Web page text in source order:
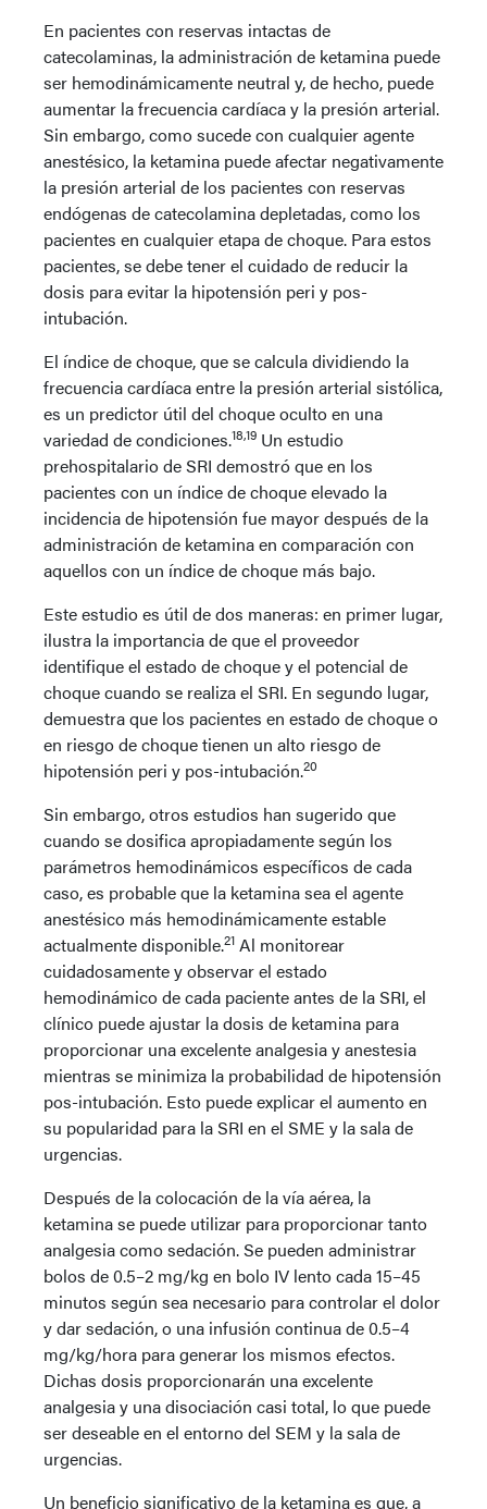
En pacientes con reservas intactas de
catecolaminas, la administración de ketamina puede
ser hemodinámicamente neutral y, de hecho, puede
aumentar la frecuencia cardíaca y la presión arterial.
Sin embargo, como sucede con cualquier agente
anestésico, la ketamina puede afectar negativamente
la presión arterial de los pacientes con reservas
endógenas de catecolamina depletadas, como los
pacientes en cualquier etapa de choque. Para estos
pacientes, se debe tener el cuidado de reducir la
dosis para evitar la hipotensión peri y pos-
intubación.
El índice de choque, que se calcula dividiendo la
frecuencia cardíaca entre la presión arterial sistólica,
es un predictor útil del choque oculto en una
variedad de condiciones.18,19 Un estudio
prehospitalario de SRI demostró que en los
pacientes con un índice de choque elevado la
incidencia de hipotensión fue mayor después de la
administración de ketamina en comparación con
aquellos con un índice de choque más bajo.
Este estudio es útil de dos maneras: en primer lugar,
ilustra la importancia de que el proveedor
identifique el estado de choque y el potencial de
choque cuando se realiza el SRI. En segundo lugar,
demuestra que los pacientes en estado de choque o
en riesgo de choque tienen un alto riesgo de
hipotensión peri y pos-intubación.20
Sin embargo, otros estudios han sugerido que
cuando se dosifica apropiadamente según los
parámetros hemodinámicos específicos de cada
caso, es probable que la ketamina sea el agente
anestésico más hemodinámicamente estable
actualmente disponible.21 Al monitorear
cuidadosamente y observar el estado
hemodinámico de cada paciente antes de la SRI, el
clínico puede ajustar la dosis de ketamina para
proporcionar una excelente analgesia y anestesia
mientras se minimiza la probabilidad de hipotensión
pos-intubación. Esto puede explicar el aumento en
su popularidad para la SRI en el SME y la sala de
urgencias.
Después de la colocación de la vía aérea, la
ketamina se puede utilizar para proporcionar tanto
analgesia como sedación. Se pueden administrar
bolos de 0.5–2 mg/kg en bolo IV lento cada 15–45
minutos según sea necesario para controlar el dolor
y dar sedación, o una infusión continua de 0.5–4
mg/kg/hora para generar los mismos efectos.
Dichas dosis proporcionarán una excelente
analgesia y una disociación casi total, lo que puede
ser deseable en el entorno del SEM y la sala de
urgencias.
Un beneficio significativo de la ketamina es que, a